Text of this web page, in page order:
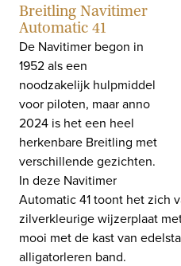
Breitling Navitimer
Automatic 41
De Navitimer begon in
1952 als een
noodzakelijk hulpmiddel
voor piloten, maar anno
2024 is het een heel
herkenbare Breitling met
verschillende gezichten.
In deze Navitimer
Automatic 41 toont het zich
zilverkleurige wijzerplaat
mooi met de kast van
alligatorleren band.